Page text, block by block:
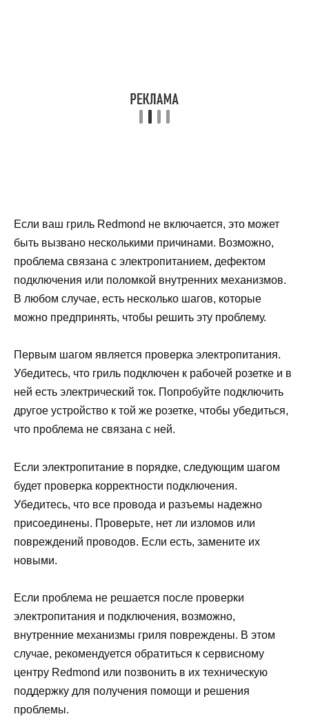
Если ваш гриль Redmond не включается, это может
быть вызвано несколькими причинами. Возможно,
проблема связана с электропитанием, дефектом
подключения или поломкой внутренних механизмов.
В любом случае, есть несколько шагов, которые
можно предпринять, чтобы решить эту проблему.
Первым шагом является проверка электропитания.
Убедитесь, что гриль подключен к рабочей розетке и в
ней есть электрический ток. Попробуйте подключить
другое устройство к той же розетке, чтобы убедиться,
что проблема не связана с ней.
Если электропитание в порядке, следующим шагом
будет проверка корректности подключения.
Убедитесь, что все провода и разъемы надежно
присоединены. Проверьте, нет ли изломов или
повреждений проводов. Если есть, замените их
новыми.
Если проблема не решается после проверки
электропитания и подключения, возможно,
внутренние механизмы гриля повреждены. В этом
случае, рекомендуется обратиться к сервисному
центру Redmond или позвонить в их техническую
поддержку для получения помощи и решения
проблемы.